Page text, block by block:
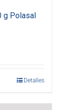
g Polasal
Detalles